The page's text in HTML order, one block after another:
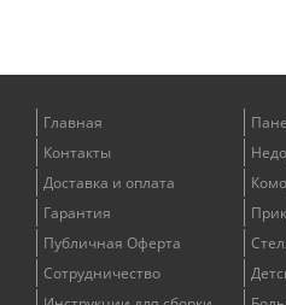
Главная
Контакты
Доставка и оплата
Гарантия
Публичная Оферта
Сотрудничество